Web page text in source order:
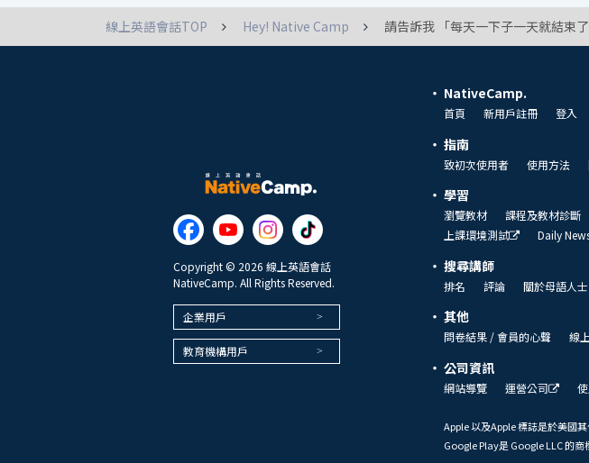
線上英語會話TOP Hey! Native Camp 請告訴我 「每天一下子一天就結束
Copyright © 2026 線上英語會話
NativeCamp. All Rights Reserved.
企業用戶
教育機構用戶
NativeCamp.
首頁 新用戶註冊 登入
指南
致初次使用者 使用方法
學習
瀏覽教材 課程及教材診斷
上課環境測試
Daily
搜尋講師
排名 評論 關於母語人士
其他
問卷結果 / 會員的心聲 線
公司資訊
網站導覽 運營公司
Apple 以及Apple 標誌是於美國
Google Play是 Google LLC 的商